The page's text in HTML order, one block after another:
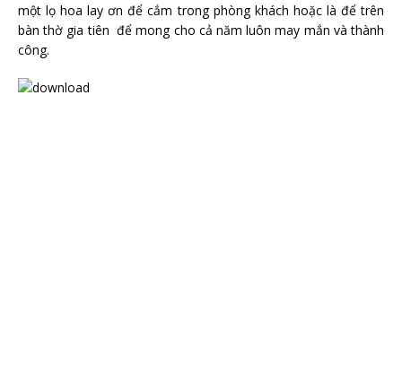
một lọ hoa lay ơn để cắm trong phòng khách hoặc là để trên
bàn thờ gia tiên để mong cho cả năm luôn may mắn và thành
công.